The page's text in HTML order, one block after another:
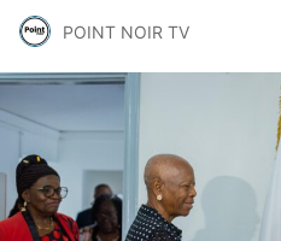
POINT NOIR TV